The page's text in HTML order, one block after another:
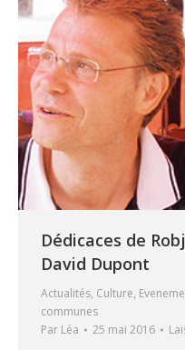
Dédicaces de
David Dupont
Actualités, Culture,
communes
Par Léa 25 mai 2016